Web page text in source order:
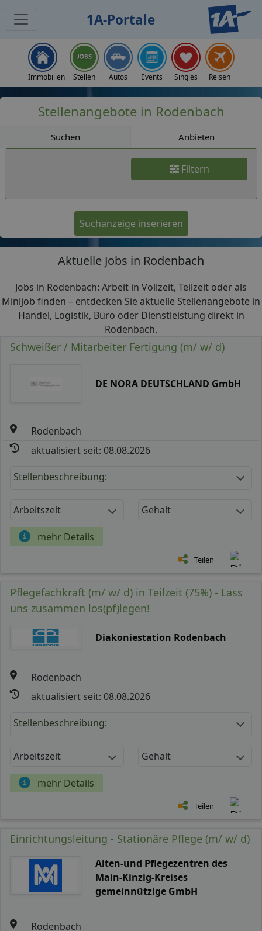
1A-Portale
Immobilien Stellen Autos Events Singles Reisen
Stellenangebote in Rodenbach
Suchen Anbieten
Filtern
Suchanzeige inserieren
Aktuelle Jobs in Rodenbach
Jobs in Rodenbach: Arbeit in Vollzeit, Teilzeit oder als
Minijob finden – entdecken Sie aktuelle Stellenangebote in
Handel, Logistik, Büro oder Dienstleistung direkt in
Rodenbach.
Schweißer / Mitarbeiter Fertigung (m/ w/ d)
DE NORA DEUTSCHLAND GmbH
Rodenbach
aktualisiert seit: 08.08.2026
Stellenbeschreibung:
Arbeitszeit Gehalt
mehr Details
Teilen
Pflegefachkraft (m/ w/ d) in Teilzeit (75%) - Lass
uns zusammen los(pf)legen!
Diakoniestation Rodenbach
Rodenbach
aktualisiert seit: 08.08.2026
Stellenbeschreibung:
Arbeitszeit Gehalt
mehr Details
Teilen
Einrichtungsleitung - Stationäre Pflege (m/ w/ d)
Alten-und Pflegezentren des
Main-Kinzig-Kreises
gemeinnützige GmbH
Rodenbach